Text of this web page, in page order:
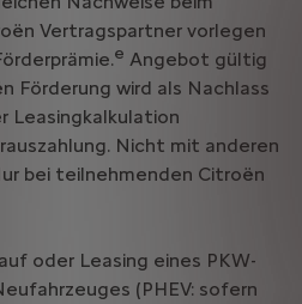
Vertragspartner vorlegen
e Angebot gültig
Förderung wird als Nachlass
Leasingkalkulation
Nicht mit anderen
bei teilnehmenden Citroën
oder Leasing eines PKW-
(PHEV: sofern